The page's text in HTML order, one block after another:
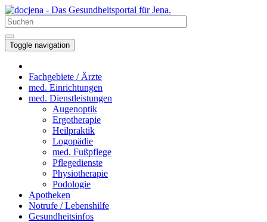
Toggle navigation
Fachgebiete / Ärzte
med. Einrichtungen
med. Dienstleistungen
Augenoptik
Ergotherapie
Heilpraktik
Logopädie
med. Fußpflege
Pflegedienste
Physiotherapie
Podologie
Apotheken
Notrufe / Lebenshilfe
Gesundheitsinfos